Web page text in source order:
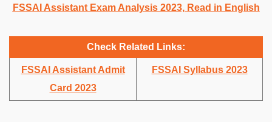
FSSAI Assistant Exam Analysis 2023, Read in English
Check Related Links:
FSSAI Assistant Admit
Card 2023
FSSAI Syllabus 2023